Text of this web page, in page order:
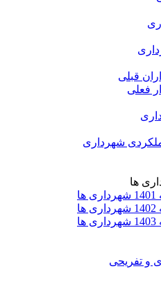
قبلی
شهرداری
ها
تفریحی